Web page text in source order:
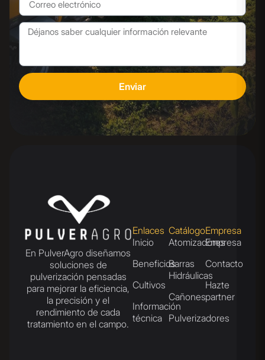
Enviar
En PulverAgro diseñamos
soluciones de
pulverización pensadas
para mejorar la eficiencia,
la precisión y el
rendimiento de cada
tratamiento en el campo.
Enlaces
Inicio
Beneficios
Cultivos
Información
técnica
Catálogo
Atomizadores
Barras
Hidráulicas
Cañones
Pulverizadores
Empresa
Empresa
Contacto
Hazte
partner